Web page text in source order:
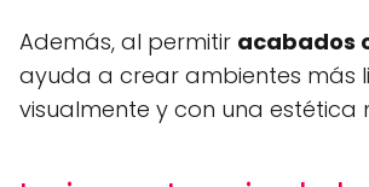
Además, al permitir acabados
ayuda a crear ambientes más
visualmente y con una estética